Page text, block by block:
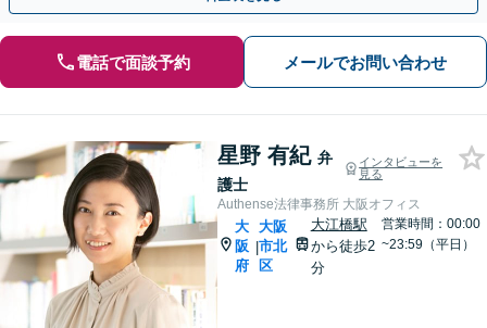
電話で面談予約 メールでお問い合わせ
星野 有紀 弁
護士
インタビューを
見る
Authense法律事務所 大阪オフィス
大
阪
府
|
大阪
市北
区
大江橋駅
から徒歩2
分
営業時間：00:00
~23:59（平日）